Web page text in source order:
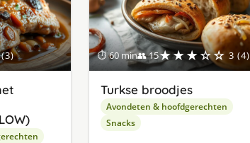
⏱ 60 min👥 15★★★☆☆ 3 (4)
Turkse broodjes
Avondeten & hoofdgerechten
Snacks